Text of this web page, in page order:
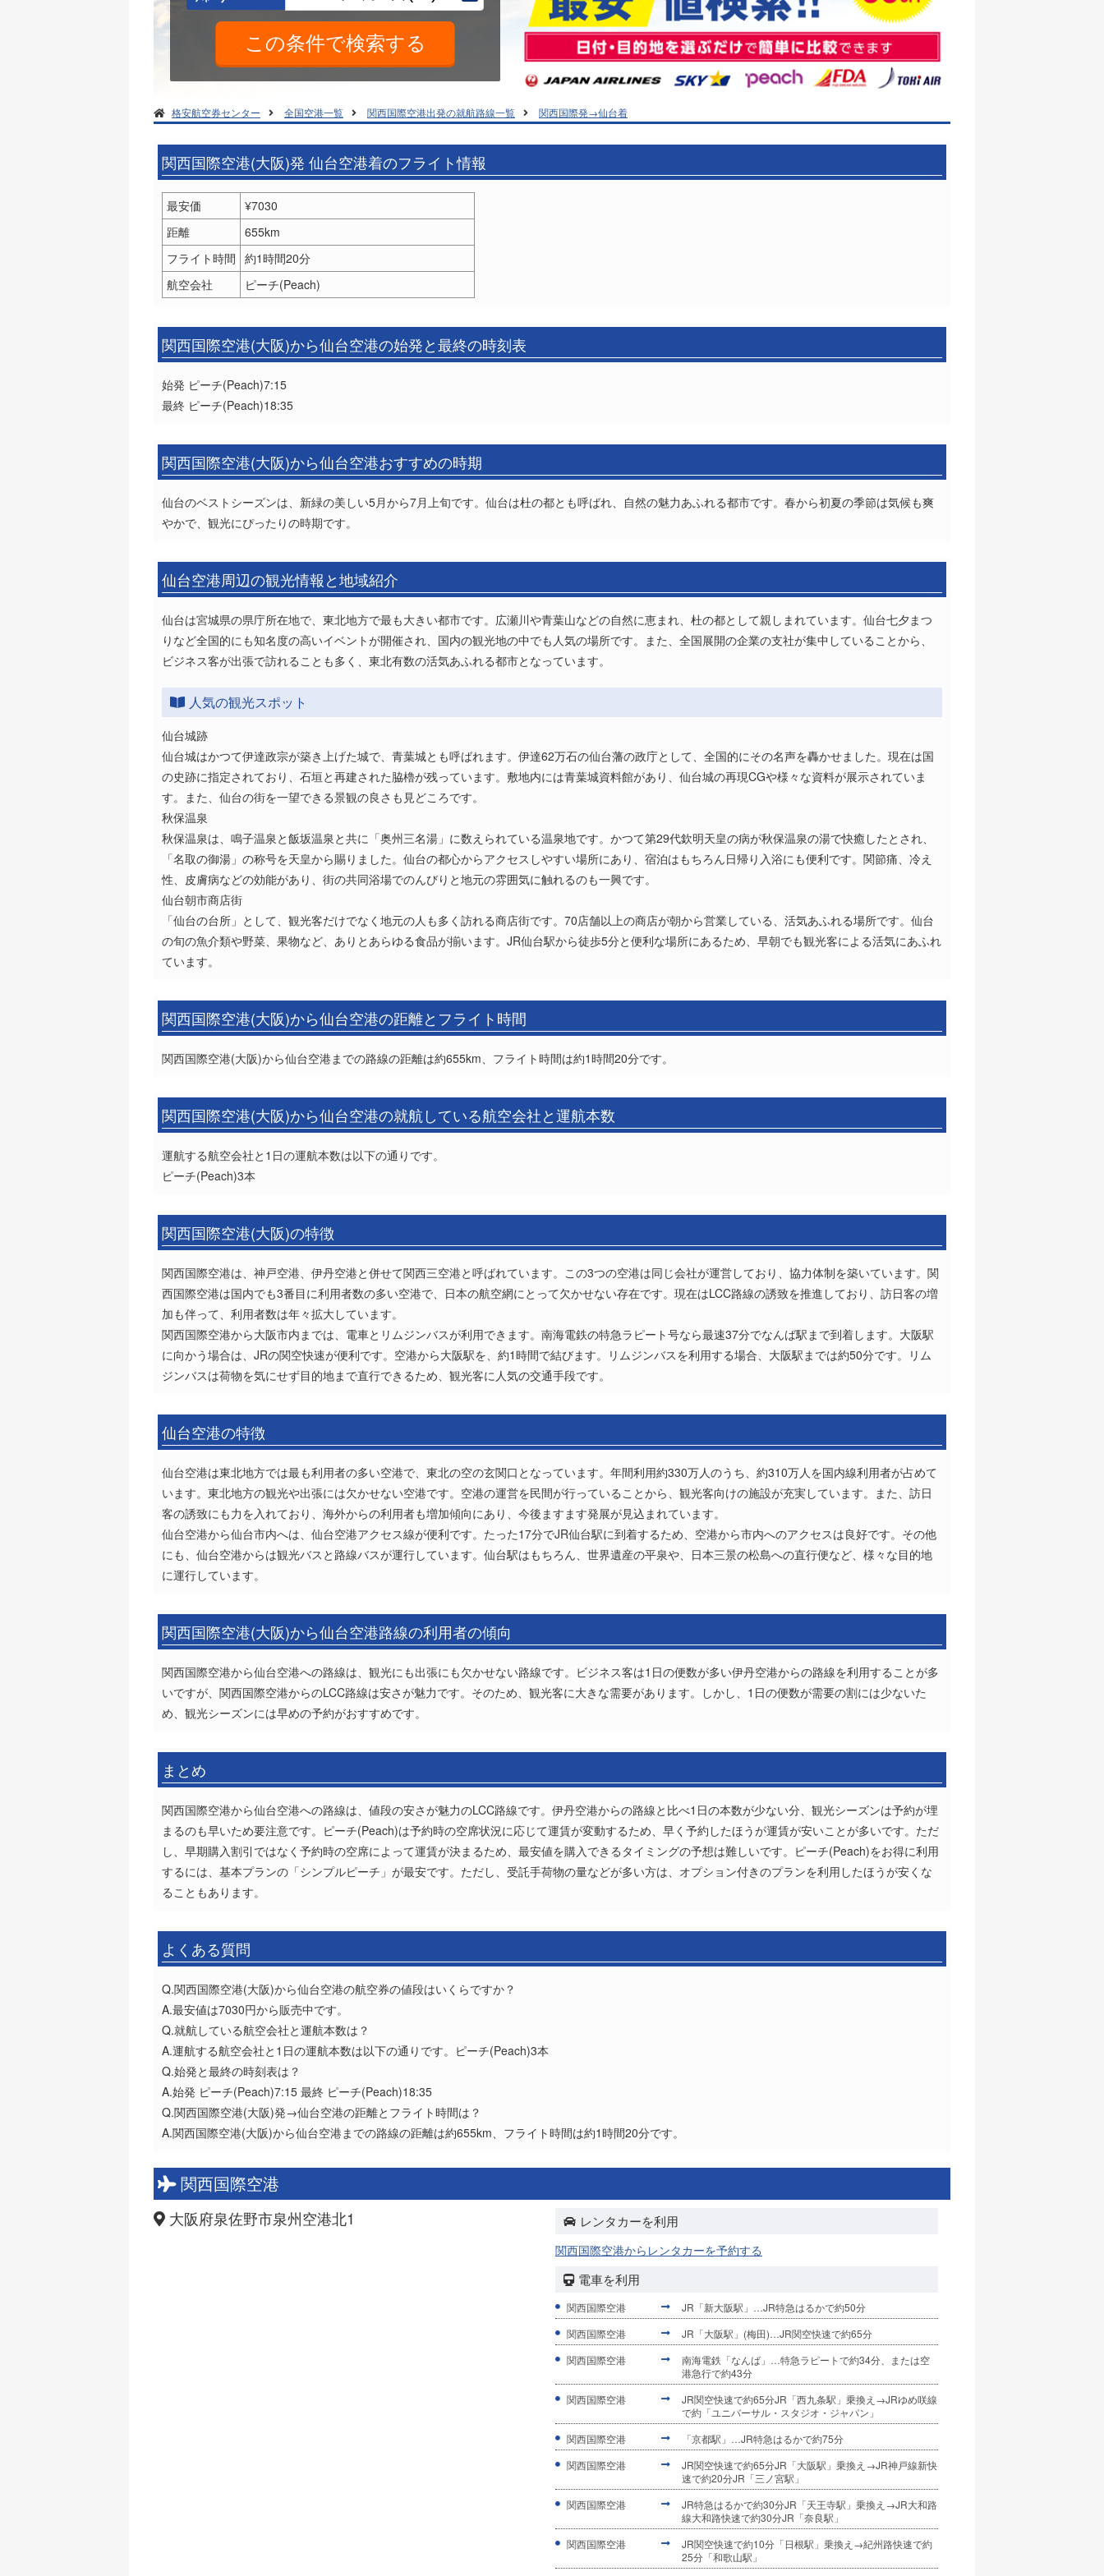
格安航空券センター 全国空港一覧 関西国際空港出発の就航路線一覧 関西国際発→仙台着
関西国際空港(大阪)発 仙台空港着のフライト情報
最安価
¥7030
距離
655km
フライト時間 約1時間20分
航空会社
ピーチ(Peach)
関西国際空港(大阪)から仙台空港の始発と最終の時刻表
始発 ピーチ(Peach)7:15
最終 ピーチ(Peach)18:35
関西国際空港(大阪)から仙台空港おすすめの時期
仙台のベストシーズンは、新緑の美しい5月から7月上旬です。仙台は杜の都とも呼ばれ、自然の魅力あふれる都市です。春から初夏の季節は気候も爽
やかで、観光にぴったりの時期です。
仙台空港周辺の観光情報と地域紹介
仙台は宮城県の県庁所在地で、東北地方で最も大きい都市です。広瀬川や青葉山などの自然に恵まれ、杜の都として親しまれています。仙台七夕まつ
りなど全国的にも知名度の高いイベントが開催され、国内の観光地の中でも人気の場所です。また、全国展開の企業の支社が集中していることから、
ビジネス客が出張で訪れることも多く、東北有数の活気あふれる都市となっています。
人気の観光スポット
仙台城跡
仙台城はかつて伊達政宗が築き上げた城で、青葉城とも呼ばれます。伊達62万石の仙台藩の政庁として、全国的にその名声を轟かせました。現在は国
の史跡に指定されており、石垣と再建された脇櫓が残っています。敷地内には青葉城資料館があり、仙台城の再現CGや様々な資料が展示されていま
す。また、仙台の街を一望できる景観の良さも見どころです。
秋保温泉
秋保温泉は、鳴子温泉と飯坂温泉と共に「奥州三名湯」に数えられている温泉地です。かつて第29代欽明天皇の病が秋保温泉の湯で快癒したとされ、
「名取の御湯」の称号を天皇から賜りました。仙台の都心からアクセスしやすい場所にあり、宿泊はもちろん日帰り入浴にも便利です。関節痛、冷え
性、皮膚病などの効能があり、街の共同浴場でのんびりと地元の雰囲気に触れるのも一興です。
仙台朝市商店街
「仙台の台所」として、観光客だけでなく地元の人も多く訪れる商店街です。70店舗以上の商店が朝から営業している、活気あふれる場所です。仙台
の旬の魚介類や野菜、果物など、ありとあらゆる食品が揃います。JR仙台駅から徒歩5分と便利な場所にあるため、早朝でも観光客による活気にあふれ
ています。
関西国際空港(大阪)から仙台空港の距離とフライト時間
関西国際空港(大阪)から仙台空港までの路線の距離は約655km、フライト時間は約1時間20分です。
関西国際空港(大阪)から仙台空港の就航している航空会社と運航本数
運航する航空会社と1日の運航本数は以下の通りです。
ピーチ(Peach)3本
関西国際空港(大阪)の特徴
関西国際空港は、神戸空港、伊丹空港と併せて関西三空港と呼ばれています。この3つの空港は同じ会社が運営しており、協力体制を築いています。関
西国際空港は国内でも3番目に利用者数の多い空港で、日本の航空網にとって欠かせない存在です。現在はLCC路線の誘致を推進しており、訪日客の増
加も伴って、利用者数は年々拡大しています。
関西国際空港から大阪市内までは、電車とリムジンバスが利用できます。南海電鉄の特急ラピート号なら最速37分でなんば駅まで到着します。大阪駅
に向かう場合は、JRの関空快速が便利です。空港から大阪駅を、約1時間で結びます。リムジンバスを利用する場合、大阪駅までは約50分です。リム
ジンバスは荷物を気にせず目的地まで直行できるため、観光客に人気の交通手段です。
仙台空港の特徴
仙台空港は東北地方では最も利用者の多い空港で、東北の空の玄関口となっています。年間利用約330万人のうち、約310万人を国内線利用者が占めて
います。東北地方の観光や出張には欠かせない空港です。空港の運営を民間が行っていることから、観光客向けの施設が充実しています。また、訪日
客の誘致にも力を入れており、海外からの利用者も増加傾向にあり、今後ますます発展が見込まれています。
仙台空港から仙台市内へは、仙台空港アクセス線が便利です。たった17分でJR仙台駅に到着するため、空港から市内へのアクセスは良好です。その他
にも、仙台空港からは観光バスと路線バスが運行しています。仙台駅はもちろん、世界遺産の平泉や、日本三景の松島への直行便など、様々な目的地
に運行しています。
関西国際空港(大阪)から仙台空港路線の利用者の傾向
関西国際空港から仙台空港への路線は、観光にも出張にも欠かせない路線です。ビジネス客は1日の便数が多い伊丹空港からの路線を利用することが多
いですが、関西国際空港からのLCC路線は安さが魅力です。そのため、観光客に大きな需要があります。しかし、1日の便数が需要の割には少ないた
め、観光シーズンには早めの予約がおすすめです。
まとめ
関西国際空港から仙台空港への路線は、値段の安さが魅力のLCC路線です。伊丹空港からの路線と比べ1日の本数が少ない分、観光シーズンは予約が埋
まるのも早いため要注意です。ピーチ(Peach)は予約時の空席状況に応じて運賃が変動するため、早く予約したほうが運賃が安いことが多いです。ただ
し、早期購入割引ではなく予約時の空席によって運賃が決まるため、最安値を購入できるタイミングの予想は難しいです。ピーチ(Peach)をお得に利用
するには、基本プランの「シンプルピーチ」が最安です。ただし、受託手荷物の量などが多い方は、オプション付きのプランを利用したほうが安くな
ることもあります。
よくある質問
Q.関西国際空港(大阪)から仙台空港の航空券の値段はいくらですか？
A.最安値は7030円から販売中です。
Q.就航している航空会社と運航本数は？
A.運航する航空会社と1日の運航本数は以下の通りです。ピーチ(Peach)3本
Q.始発と最終の時刻表は？
A.始発 ピーチ(Peach)7:15 最終 ピーチ(Peach)18:35
Q.関西国際空港(大阪)発→仙台空港の距離とフライト時間は？
A.関西国際空港(大阪)から仙台空港までの路線の距離は約655km、フライト時間は約1時間20分です。
関西国際空港
大阪府泉佐野市泉州空港北1 レンタカーを利用
関西国際空港からレンタカーを予約する
電車を利用
関西国際空港
JR「新大阪駅」…JR特急はるかで約50分
関西国際空港
JR「大阪駅」(梅田)…JR関空快速で約65分
関西国際空港
南海電鉄「なんば」…特急ラピートで約34分、または空
港急行で約43分
関西国際空港
JR関空快速で約65分JR「西九条駅」乗換え→JRゆめ咲線
で約「ユニバーサル・スタジオ・ジャパン」
関西国際空港
「京都駅」…JR特急はるかで約75分
関西国際空港
JR関空快速で約65分JR「大阪駅」乗換え→JR神戸線新快
速で約20分JR「三ノ宮駅」
関西国際空港
JR特急はるかで約30分JR「天王寺駅」乗換え→JR大和路
線大和路快速で約30分JR「奈良駅」
関西国際空港
JR関空快速で約10分「日根駅」乗換え→紀州路快速で約
25分「和歌山駅」